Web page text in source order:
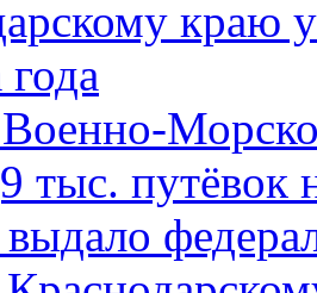
краю
года
тыс. путёвок
выдало